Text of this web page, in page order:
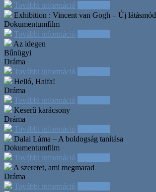
További információ
Exhibition : Vincent van Gogh – Új látásmód
Dokumentumfilm
További információ
Az idegen
Bűnügyi
Dráma
További információ
Helló, Haifa!
Dráma
További információ
Keserű karácsony
Dráma
További információ
Dalai Láma – A boldogság tanítása
Dokumentumfilm
További információ
A szeretet, ami megmarad
Dráma
További információ